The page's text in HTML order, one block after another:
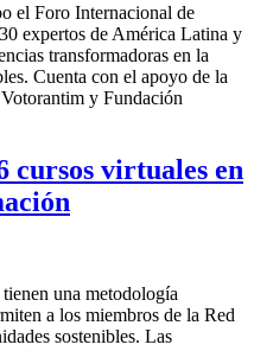
el Foro Internacional de
expertos de América Latina y
transformadoras en la
Cuenta con el apoyo de la
y Fundación
cursos virtuales en
una metodología
a los miembros de la Red
sostenibles. Las